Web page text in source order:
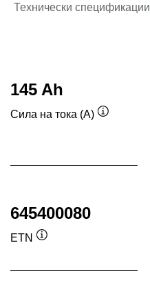
Технически спецификации
145 Ah
Сила на тока (A)
645400080
ETN